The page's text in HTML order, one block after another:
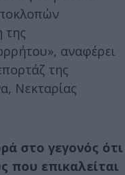
της
αναφέρει
της
Νεκταρίας
στο γεγονός ότι
που επικαλείται